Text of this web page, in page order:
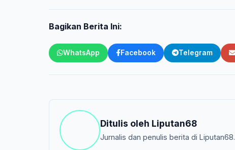
Bagikan Berita Ini:
WhatsApp Facebook Telegram
Ditulis oleh Liputan68
Jurnalis dan penulis berita di Liputan68.